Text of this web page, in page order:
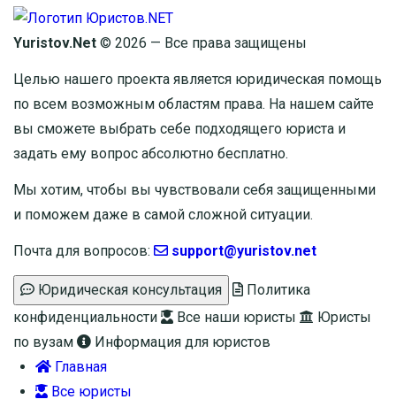
Yuristov.Net © 2026 — Все права защищены
Целью нашего проекта является юридическая помощь
по всем возможным областям права. На нашем сайте
вы сможете выбрать себе подходящего юриста и
задать ему вопрос абсолютно бесплатно.
Мы хотим, чтобы вы чувствовали себя защищенными
и поможем даже в самой сложной ситуации.
Почта для вопросов: support@yuristov.net
Юридическая консультация
Политика
конфиденциальности
Все наши юристы
Юристы
по вузам
Информация для юристов
Главная
Все юристы